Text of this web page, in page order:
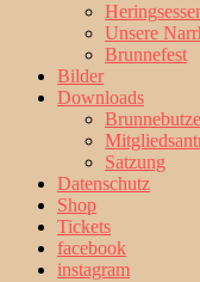
Unsere
Brunnefest
Bilder
Downloads
Satzung
Datenschutz
Shop
Tickets
facebook
instagram